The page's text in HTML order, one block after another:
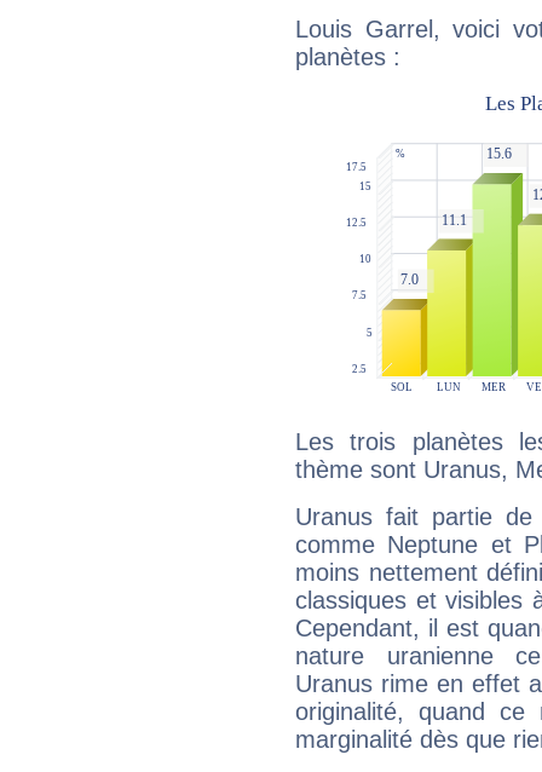
Louis Garrel, voici
planètes :
Les trois planètes
thème sont Uranus,
Uranus fait partie
comme Neptune et
moins nettement
classiques et visibles
Cependant, il est
nature uranienne
Uranus rime en effet
originalité, quand ce
marginalité dès que